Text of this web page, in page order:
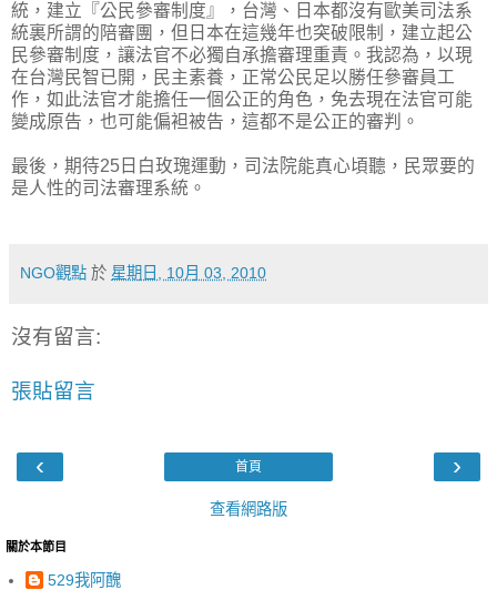
統，建立『公民參審制度』，台灣、日本都沒有歐美司法系
統裏所謂的陪審團，但日本在這幾年也突破限制，建立起公
民參審制度，讓法官不必獨自承擔審理重責。我認為，以現
在台灣民智已開，民主素養，正常公民足以勝任參審員工
作，如此法官才能擔任一個公正的角色，免去現在法官可能
變成原告，也可能偏袒被告，這都不是公正的審判。
最後，期待25日白玫瑰運動，司法院能真心頃聽，民眾要的
是人性的司法審理系統。
NGO觀點 於 星期日, 10月 03, 2010
沒有留言:
張貼留言
‹ ›
首頁
查看網路版
關於本節目
529我阿醜